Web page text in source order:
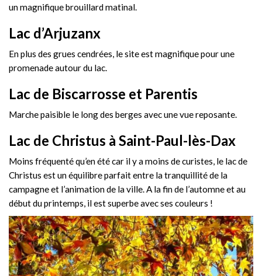
un magnifique brouillard matinal.
Lac d’Arjuzanx
En plus des grues cendrées, le site est magnifique pour une
promenade autour du lac.
Lac de Biscarrosse et Parentis
Marche paisible le long des berges avec une vue reposante.
Lac de Christus à Saint-Paul-lès-Dax
Moins fréquenté qu’en été car il y a moins de curistes, le lac de
Christus est un équilibre parfait entre la tranquillité de la
campagne et l’animation de la ville. A la fin de l’automne et au
début du printemps, il est superbe avec ses couleurs !